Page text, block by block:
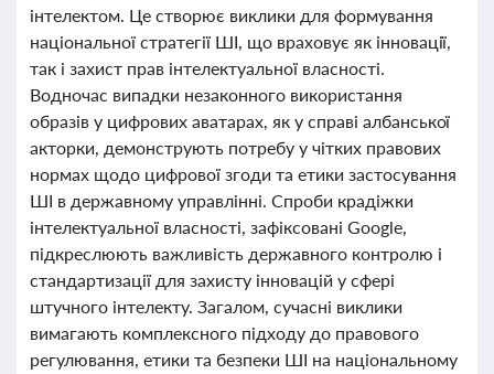
інтелектом. Це створює виклики для формування
національної стратегії ШІ, що враховує як інновації,
так і захист прав інтелектуальної власності.
Водночас випадки незаконного використання
образів у цифрових аватарах, як у справі албанської
акторки, демонструють потребу у чітких правових
нормах щодо цифрової згоди та етики застосування
ШІ в державному управлінні. Спроби крадіжки
інтелектуальної власності, зафіксовані Google,
підкреслюють важливість державного контролю і
стандартизації для захисту інновацій у сфері
штучного інтелекту. Загалом, сучасні виклики
вимагають комплексного підходу до правового
регулювання, етики та безпеки ШІ на національному